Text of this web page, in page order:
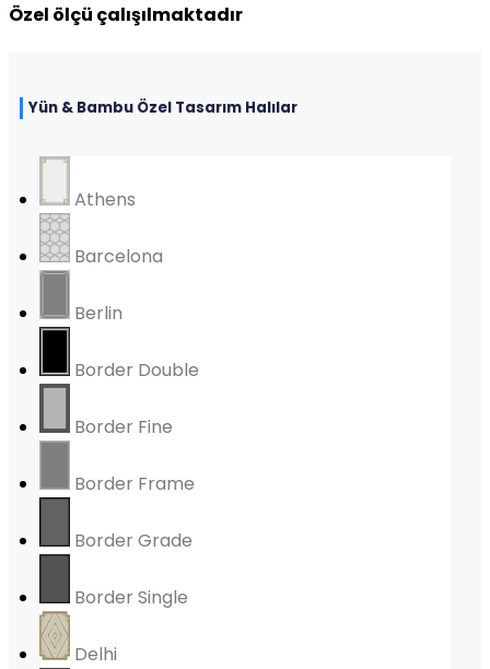
Özel ölçü çalışılmaktadır
Yün & Bambu Özel Tasarım Halılar
Athens
Barcelona
Berlin
Border Double
Border Fine
Border Frame
Border Grade
Border Single
Delhi